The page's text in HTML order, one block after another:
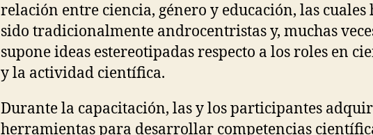
relación entre ciencia, género y educación, las cuales
sido tradicionalmente androcentristas y, muchas
supone ideas estereotipadas respecto a los roles en
y la actividad científica.
Durante la capacitación, las y los participantes
herramientas para desarrollar competencias